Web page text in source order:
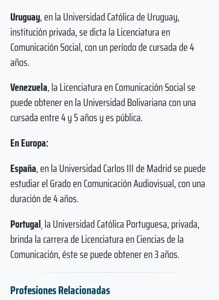
Uruguay, en la Universidad Católica de Uruguay,
institución privada, se dicta la Licenciatura en
Comunicación Social, con un período de cursada de 4
años.
Venezuela, la Licenciatura en Comunicación Social se
puede obtener en la Universidad Bolivariana con una
cursada entre 4 y 5 años y es pública.
En Europa:
España, en la Universidad Carlos III de Madrid se puede
estudiar el Grado en Comunicación Audiovisual, con una
duración de 4 años.
Portugal¸ la Universidad Católica Portuguesa, privada,
brinda la carrera de Licenciatura en Ciencias de la
Comunicación, éste se puede obtener en 3 años.
Profesiones Relacionadas